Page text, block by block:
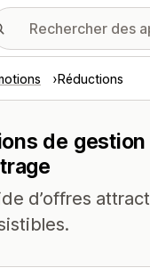
Réductions
de
d’offres